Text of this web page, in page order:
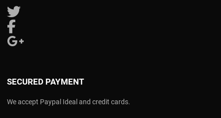
Follow us on Twitter
SECURED PAYMENT
We accept Paypal Ideal and credit cards.